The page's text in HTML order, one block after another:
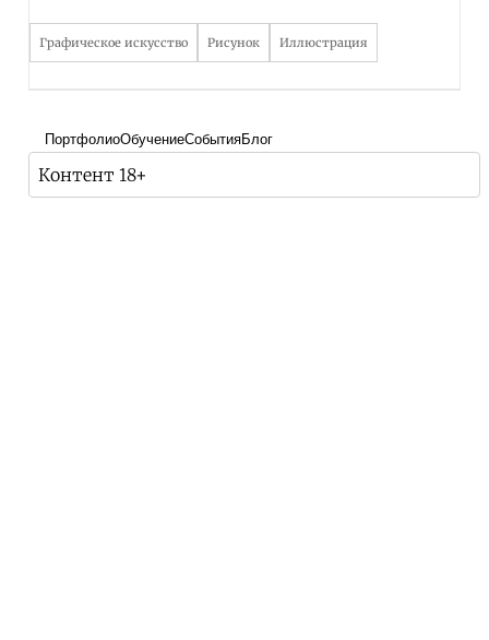
Графическое искусство Рисунок Иллюстрация
ПортфолиоОбучениеСобытияБлог
Контент 18+